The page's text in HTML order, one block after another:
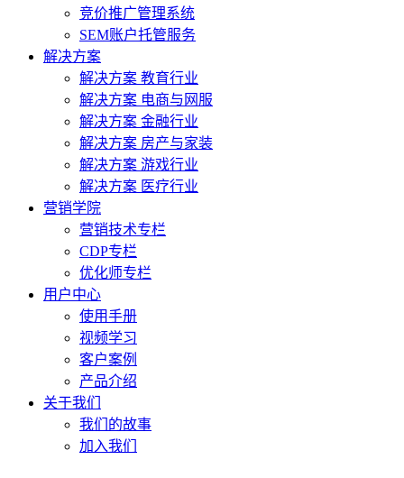
竞价推广管理系统
SEM账户托管服务
解决方案
解决方案 教育行业
解决方案 电商与网服
解决方案 金融行业
解决方案 房产与家装
解决方案 游戏行业
解决方案 医疗行业
营销学院
营销技术专栏
CDP专栏
优化师专栏
用户中心
使用手册
视频学习
客户案例
产品介绍
关于我们
我们的故事
加入我们